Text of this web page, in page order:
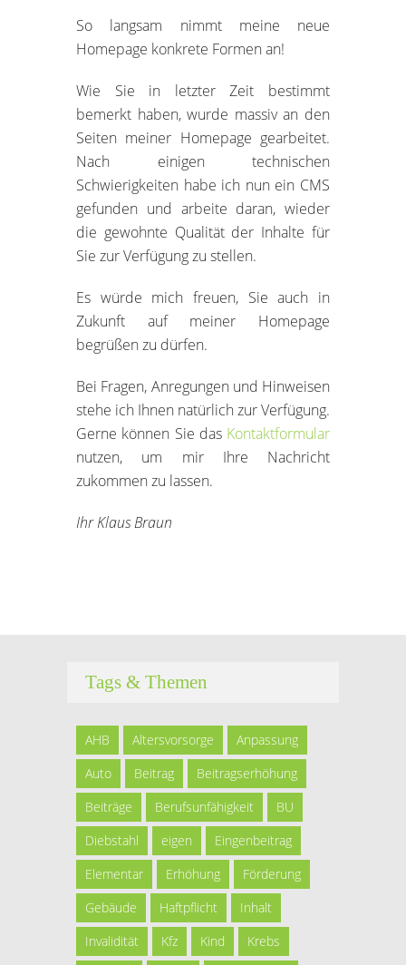
So langsam nimmt meine neue
Homepage konkrete Formen an!
Wie Sie in letzter Zeit bestimmt
bemerkt haben, wurde massiv an den
Seiten meiner Homepage gearbeitet.
Nach einigen technischen
Schwierigkeiten habe ich nun ein CMS
gefunden und arbeite daran, wieder
die gewohnte Qualität der Inhalte für
Sie zur Verfügung zu stellen.
Es würde mich freuen, Sie auch in
Zukunft auf meiner Homepage
begrüßen zu dürfen.
Bei Fragen, Anregungen und Hinweisen
stehe ich Ihnen natürlich zur Verfügung.
Gerne können Sie das Kontaktformular
nutzen, um mir Ihre Nachricht
zukommen zu lassen.
Ihr Klaus Braun
Tags & Themen
AHB Altersvorsorge
Anpassung
Auto
Beitrag
Beitragserhöhung
Beiträge
Berufsunfähigkeit
BU
Diebstahl
eigen
Eingenbeitrag
Elementar
Erhöhung
Förderung
Gebäude
Haftpflicht
Inhalt
Invalidität
Kfz Kind Krebs